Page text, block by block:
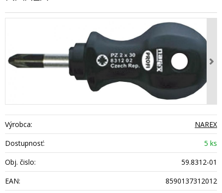
Výrobca:
NAREX
Dostupnosť:
5 ks
Obj. čislo:
59.8312-01
EAN:
8590137312012